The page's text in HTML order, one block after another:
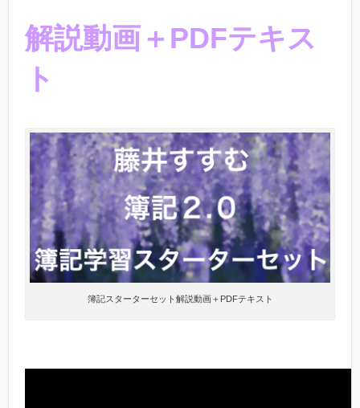
解説動画＋PDFテキス
ト
簿記スターターセット解説動画＋PDFテキスト